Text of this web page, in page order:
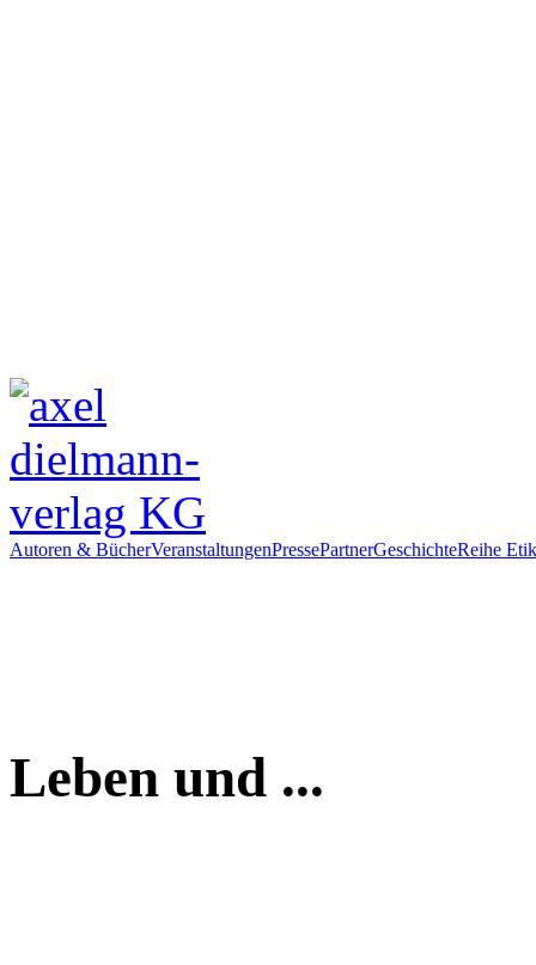
Autoren & BücherVeranstaltungenPressePartnerGeschichteReihe
Leben und ...